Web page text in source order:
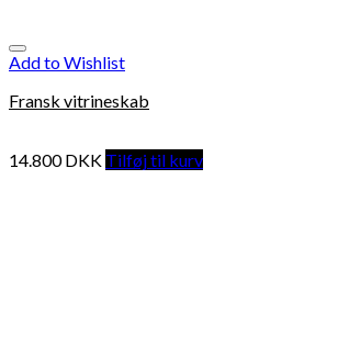
Add to Wishlist
Fransk vitrineskab
14.800DKK Tilføj til kurv